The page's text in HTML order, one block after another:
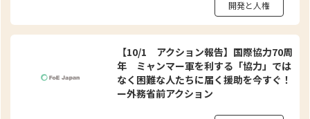
開発と人権
【10/1 アクション報告】国際協力70周
年 ミャンマー軍を利する「協力」では
なく困難な人たちに届く援助を今すぐ！
ー外務省前アクション